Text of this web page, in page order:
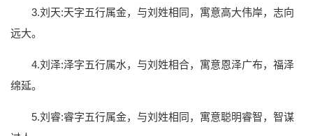
3.刘天:天字五行属金，与刘姓相同，寓意高大伟岸，志向
远大。
4.刘泽:泽字五行属水，与刘姓相合，寓意恩泽广布，福泽
绵延。
5.刘睿:睿字五行属金，与刘姓相同，寓意聪明睿智，智谋